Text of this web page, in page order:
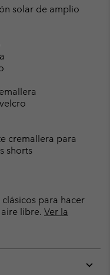
solar de amplio
cremallera para
shorts
para hacer
libre. Ver la